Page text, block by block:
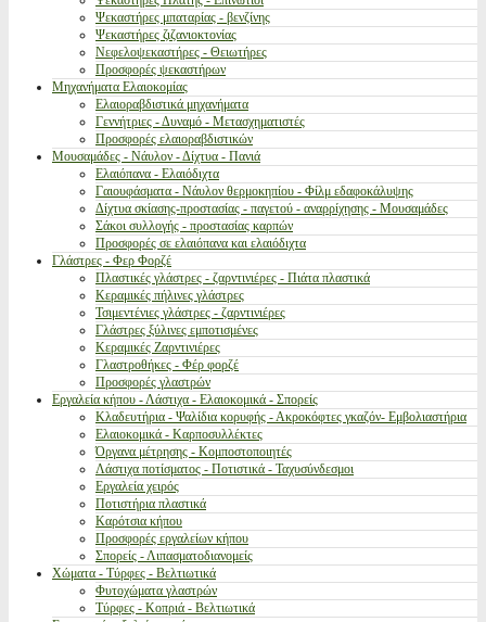
Ψεκαστήρες μπαταρίας - βενζίνης
Ψεκαστήρες ζιζανιοκτονίας
Νεφελοψεκαστήρες - Θειωτήρες
Προσφορές ψεκαστήρων
Μηχανήματα Ελαιοκομίας
Ελαιοραβδιστικά μηχανήματα
Γεννήτριες - Δυναμό - Μετασχηματιστές
Προσφορές ελαιοραβδιστικών
Μουσαμάδες - Νάυλον - Δίχτυα - Πανιά
Ελαιόπανα - Ελαιόδιχτα
Γαιουφάσματα - Νάυλον θερμοκηπίου - Φίλμ εδαφοκάλυψης
Δίχτυα σκίασης-προστασίας - παγετού - αναρρίχησης - Μουσαμάδες
Σάκοι συλλογής - προστασίας καρπών
Προσφορές σε ελαιόπανα και ελαιόδιχτα
Γλάστρες - Φερ Φορζέ
Πλαστικές γλάστρες - ζαρντινιέρες - Πιάτα πλαστικά
Κεραμικές πήλινες γλάστρες
Τσιμεντένιες γλάστρες - ζαρντινιέρες
Γλάστρες ξύλινες εμποτισμένες
Κεραμικές Ζαρντινιέρες
Γλαστροθήκες - Φέρ φορζέ
Προσφορές γλαστρών
Εργαλεία κήπου - Λάστιχα - Ελαιοκομικά - Σπορείς
Κλαδευτήρια - Ψαλίδια κορυφής - Ακροκόφτες γκαζόν- Εμβολιαστήρια
Ελαιοκομικά - Καρποσυλλέκτες
Όργανα μέτρησης - Κομποστοποιητές
Λάστιχα ποτίσματος - Ποτιστικά - Ταχυσύνδεσμοι
Εργαλεία χειρός
Ποτιστήρια πλαστικά
Καρότσια κήπου
Προσφορές εργαλείων κήπου
Σπορείς - Λιπασματοδιανομείς
Χώματα - Τύρφες - Βελτιωτικά
Φυτοχώματα γλαστρών
Τύρφες - Κοπριά - Βελτιωτικά